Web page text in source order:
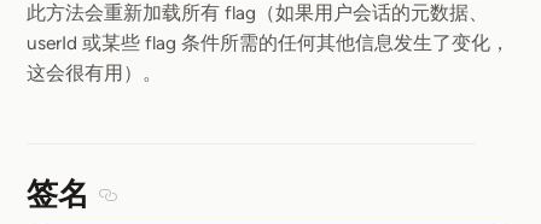
JavaScript SDK ⁠-⁠
此方法会重新加载所有 flag（如果用户会话的元数据、
userId 或某些 flag 条件所需的任何其他信息发生了变化，
这会很有用）。
签名